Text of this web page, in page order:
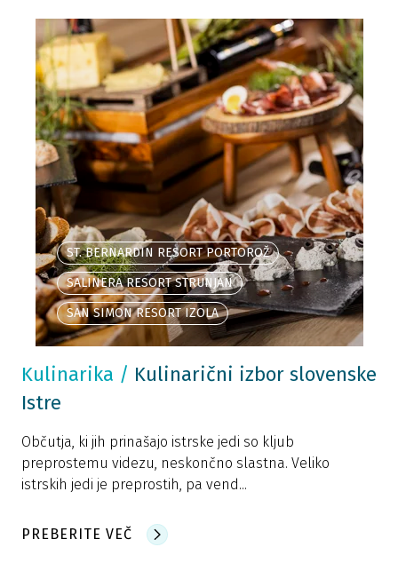
ST. BERNARDIN RESORT PORTOROŽ
SALINERA RESORT STRUNJAN
SAN SIMON RESORT IZOLA
Kulinarika / Kulinarični izbor slovenske
Istre
Občutja, ki jih prinašajo istrske jedi so kljub
preprostemu videzu, neskončno slastna. Veliko
istrskih jedi je preprostih, pa vend...
PREBERITE VEČ